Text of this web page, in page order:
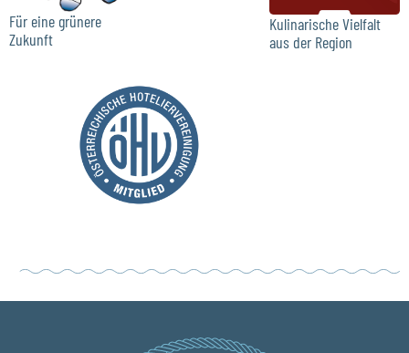
Für eine grünere
Zukunft
Kulinarische Vielfalt
aus der Region